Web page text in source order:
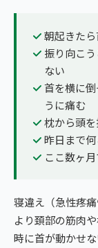
朝起きた
振り向こ
ない
首を横に
うに痛む
枕から頭
昨日まで
ここ数ヶ
寝違え（急性疼
より頚部の筋肉
時に首が動かせ